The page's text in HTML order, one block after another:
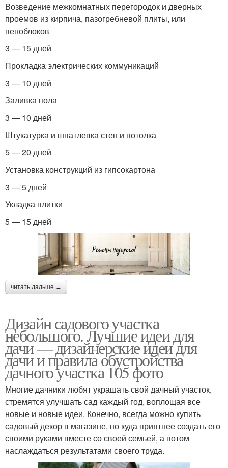
Возведение межкомнатных перегородок и дверных
проемов из кирпича, пазогребневой плиты, или
пеноблоков
3 — 15 дней
Прокладка электрических коммуникаций
3 — 10 дней
Заливка пола
3 — 10 дней
Штукатурка и шпатлевка стен и потолка
5 — 20 дней
Установка конструкций из гипсокартона
3 — 5 дней
Укладка плитки
5 — 15 дней
читать дальше →
Дизайн садового участка
небольшого. Лучшие идеи для
дачи — дизайнерские идеи для
дачи и правила обустройства
дачного участка 105 фото
Многие дачники любят украшать свой дачный участок,
стремятся улучшать сад каждый год, воплощая все
новые и новые идеи. Конечно, всегда можно купить
садовый декор в магазине, но куда приятнее создать его
своими руками вместе со своей семьей, а потом
наслаждаться результатами своего труда.